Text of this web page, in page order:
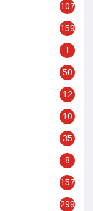
107
159
1
50
12
10
35
8
157
299